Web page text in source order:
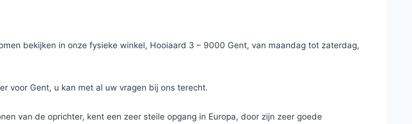
bekijken in onze fysieke winkel, Hooiaard 3 – 9000 Gent, van maandag tot zaterdag,
voor Gent, u kan met al uw vragen bij ons terecht.
van de oprichter, kent een zeer steile opgang in Europa, door zijn zeer goede